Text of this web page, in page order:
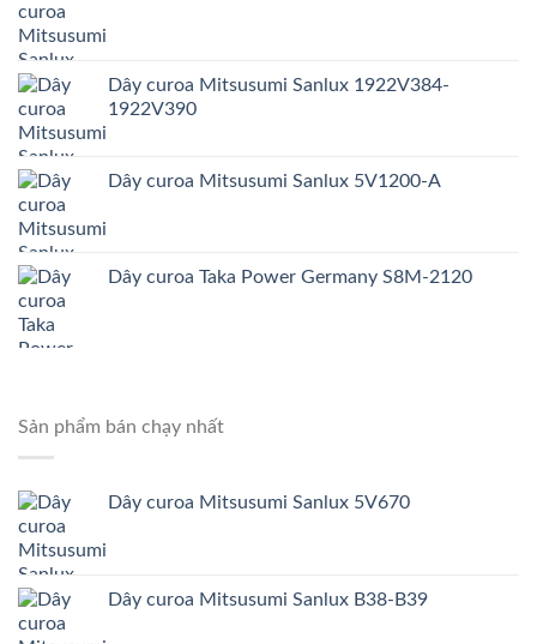
Dây curoa Mitsusumi Sanlux 1922V384-
1922V390
Dây curoa Mitsusumi Sanlux 5V1200-A
Dây curoa Taka Power Germany S8M-2120
Sản phẩm bán chạy nhất
Dây curoa Mitsusumi Sanlux 5V670
Dây curoa Mitsusumi Sanlux B38-B39